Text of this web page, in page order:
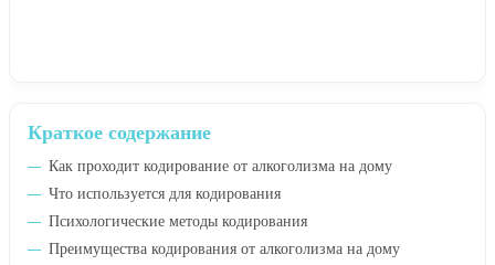
Краткое содержание
Как проходит кодирование от алкоголизма на дому
Что используется для кодирования
Психологические методы кодирования
Преимущества кодирования от алкоголизма на дому